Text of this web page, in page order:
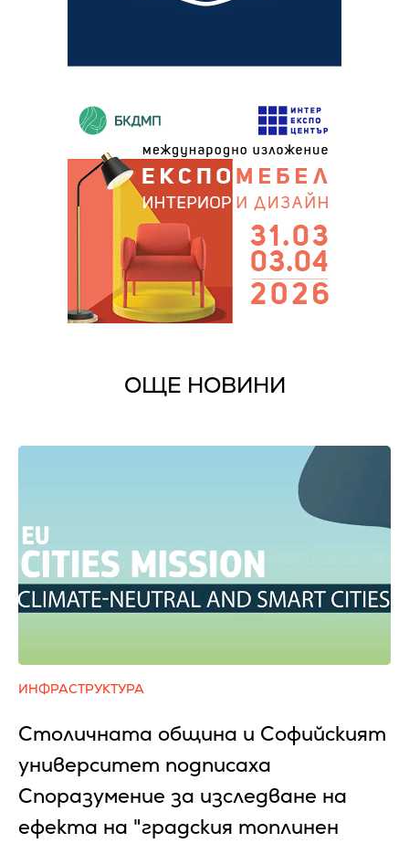
ОЩЕ НОВИНИ
ИНФРАСТРУКТУРА
Столичната община и Софийският
университет подписаха
Споразумение за изследване на
ефекта на "градския топлинен